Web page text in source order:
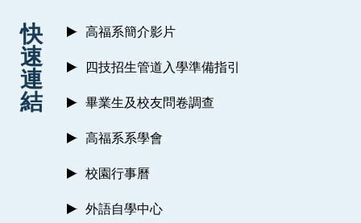
快
速
連
結
高福系簡介影片
四技招生管道入學準備指引
畢業生及校友問卷調查
高福系系學會
校園行事曆
外語自學中心